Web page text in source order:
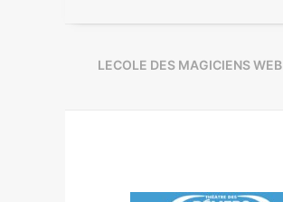
LECOLE DES MAGICIENS WEB